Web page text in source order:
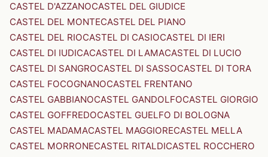
CASTEL D'AZZANOCASTEL DEL GIUDICE
CASTEL DEL MONTECASTEL DEL PIANO
CASTEL DEL RIOCASTEL DI CASIOCASTEL DI IERI
CASTEL DI IUDICACASTEL DI LAMACASTEL DI LUCIO
CASTEL DI SANGROCASTEL DI SASSOCASTEL DI TORA
CASTEL FOCOGNANOCASTEL FRENTANO
CASTEL GABBIANOCASTEL GANDOLFOCASTEL GIORGIO
CASTEL GOFFREDOCASTEL GUELFO DI BOLOGNA
CASTEL MADAMACASTEL MAGGIORECASTEL MELLA
CASTEL MORRONECASTEL RITALDICASTEL ROCCHERO